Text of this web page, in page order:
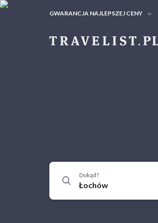
GWARANCJA NAJLEPSZEJ CENY
Dokąd?